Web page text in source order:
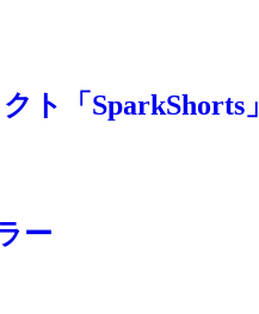
ト「SparkShorts」
ー